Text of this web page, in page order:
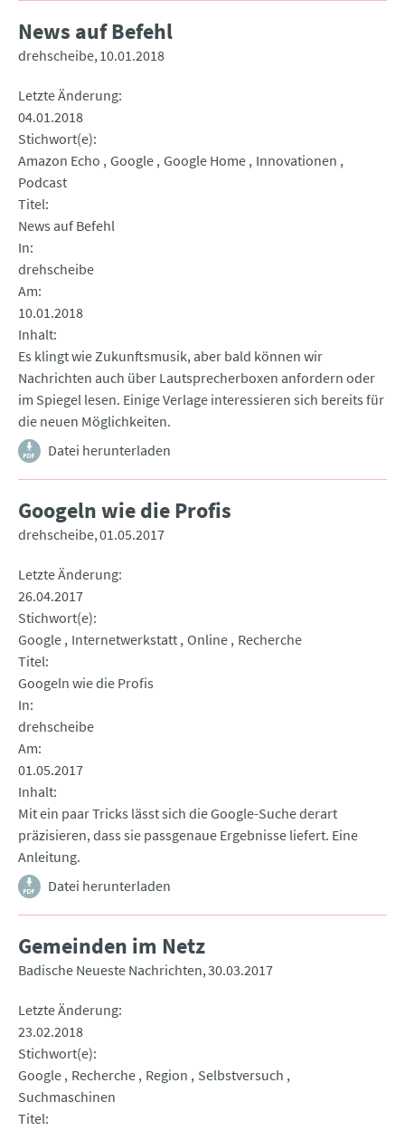
News auf Befehl
drehscheibe 10.01.2018
Letzte Änderung
04.01.2018
Stichwort(e)
Amazon Echo Google Google Home Innovationen
Podcast
Titel
News auf Befehl
In
drehscheibe
Am
10.01.2018
Inhalt
Es klingt wie Zukunftsmusik, aber bald können wir
Nachrichten auch über Lautsprecherboxen anfordern oder
im Spiegel lesen. Einige Verlage interessieren sich bereits für
die neuen Möglichkeiten.
Datei herunterladen
Googeln wie die Profis
drehscheibe 01.05.2017
Letzte Änderung
26.04.2017
Stichwort(e)
Google Internetwerkstatt Online Recherche
Titel
Googeln wie die Profis
In
drehscheibe
Am
01.05.2017
Inhalt
Mit ein paar Tricks lässt sich die Google-Suche derart
präzisieren, dass sie passgenaue Ergebnisse liefert. Eine
Anleitung.
Datei herunterladen
Gemeinden im Netz
Badische Neueste Nachrichten 30.03.2017
Letzte Änderung
23.02.2018
Stichwort(e)
Google Recherche Region
Selbstversuch
Suchmaschinen
Titel